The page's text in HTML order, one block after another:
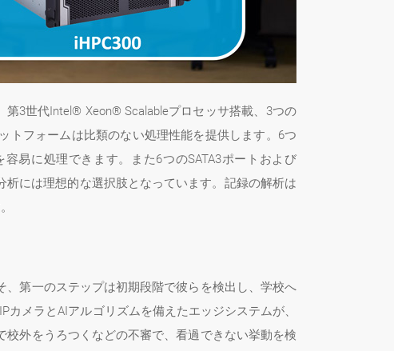
3世代Intel® Xeon® Scalableプロセッサ搭載、3つの
トフォームは比類のない処理性能を提供します。6つ
易に処理できます。また6つのSATA3ポートおよび
には理想的な選択肢となっています。記録の解析は
第一のステップは初期段階で彼らを検出し、学校へ
メラとAIアルゴリズムを備えたエッジシステムが、
外をうろつくなどの不審で、看過できない挙動を検